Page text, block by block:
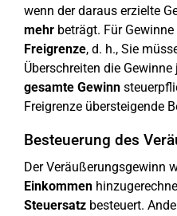
wenn der daraus erzielte
mehr beträgt. Für Gewinne
Freigrenze, d. h., Sie
Überschreiten die
gesamte Gewinn
Freigrenze übersteigende
Besteuerung des
Der Veräußerungsgewinn
Einkommen
Steuersatz besteuert.